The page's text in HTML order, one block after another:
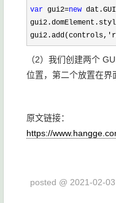
var gui2=new
gui2.add(controls,
（2）我们创建两个
位置，第二个放置在界
原文链接：
https://
posted @ 2021-02-